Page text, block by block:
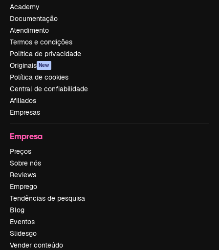
Academy
Documentação
Atendimento
Termos e condições
Política de privacidade
Originais New
Política de cookies
Central de confiabilidade
Afiliados
Empresas
Empresa
Preços
Sobre nós
Reviews
Emprego
Tendências de pesquisa
Blog
Eventos
Slidesgo
Vender conteúdo